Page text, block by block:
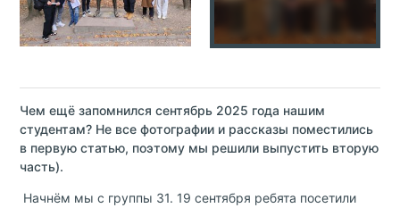
Чем ещё запомнился сентябрь 2025 года нашим
студентам? Не все фотографии и рассказы поместились
в первую статью, поэтому мы решили выпустить вторую
часть).
Начнём мы с группы 31. 19 сентября ребята посетили